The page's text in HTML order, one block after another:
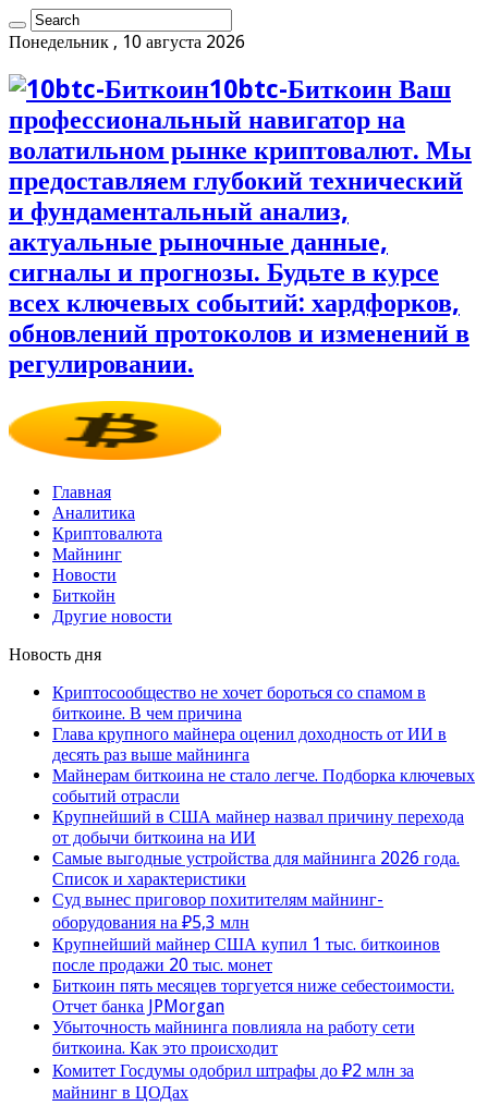
Понедельник , 10 августа 2026
10btc-Биткоин Ваш
профессиональный навигатор на
волатильном рынке криптовалют. Мы
предоставляем глубокий технический
и фундаментальный анализ,
актуальные рыночные данные,
сигналы и прогнозы. Будьте в курсе
всех ключевых событий: хардфорков,
обновлений протоколов и изменений в
регулировании.
Главная
Аналитика
Криптовалюта
Майнинг
Новости
Биткойн
Другие новости
Новость дня
Криптосообщество не хочет бороться со спамом в
биткоине. В чем причина
Глава крупного майнера оценил доходность от ИИ в
десять раз выше майнинга
Майнерам биткоина не стало легче. Подборка ключевых
событий отрасли
Крупнейший в США майнер назвал причину перехода
от добычи биткоина на ИИ
Самые выгодные устройства для майнинга 2026 года.
Список и характеристики
Суд вынес приговор похитителям майнинг-
оборудования на ₽5,3 млн
Крупнейший майнер США купил 1 тыс. биткоинов
после продажи 20 тыс. монет
Биткоин пять месяцев торгуется ниже себестоимости.
Отчет банка JPMorgan
Убыточность майнинга повлияла на работу сети
биткоина. Как это происходит
Комитет Госдумы одобрил штрафы до ₽2 млн за
майнинг в ЦОДах